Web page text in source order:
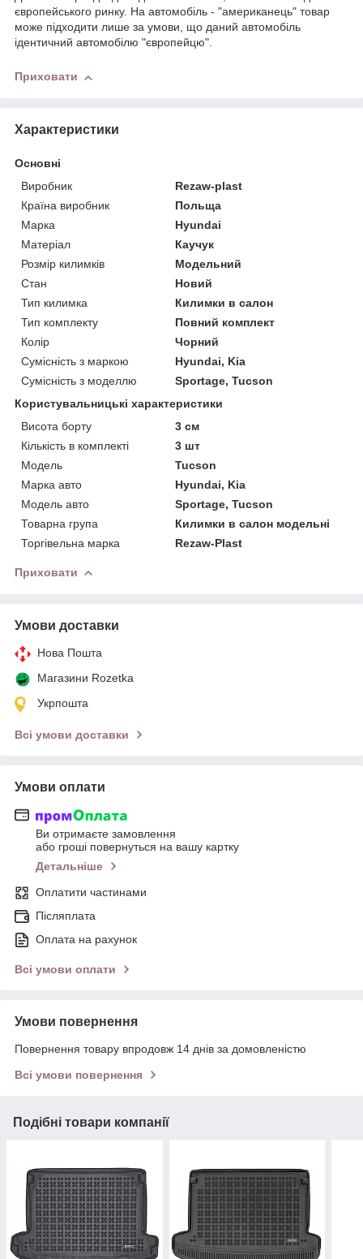
європейського ринку. На автомобіль - "американець" товар
може підходити лише за умови, що даний автомобіль
ідентичний автомобілю "європейцю".
Приховати
Характеристики
Основні
Виробник
Rezaw-plast
Країна виробник
Польща
Марка
Hyundai
Матеріал
Каучук
Розмір килимків
Модельний
Стан
Новий
Тип килимка
Килимки в салон
Тип комплекту
Повний комплект
Колір
Чорний
Сумісність з маркою
Hyundai, Kia
Сумісність з моделлю
Sportage, Tucson
Користувальницькі характеристики
Висота борту
3 см
Кількість в комплекті
3 шт
Мoдель
Tucson
Марка авто
Hyundai, Kia
Модель авто
Sportage, Tucson
Товарна група
Килимки в салон модельні
Торгівельна марка
Rezaw-Plast
Приховати
Умови доставки
Нова Пошта
Магазини Rozetka
Укрпошта
Всі умови доставки
Умови оплати
Ви отримаєте замовлення
або гроші повернуться на вашу картку
Детальніше
Оплатити частинами
Післяплата
Оплата на рахунок
Всі умови оплати
Умови повернення
Повернення товару впродовж 14 днів за домовленістю
Всі умови повернення
Подібні товари компанії